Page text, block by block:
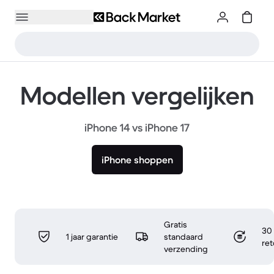
Modellen vergelijken
iPhone 14 vs iPhone 17
iPhone shoppen
1 jaar garantie
Gratis
standaard
verzending
30